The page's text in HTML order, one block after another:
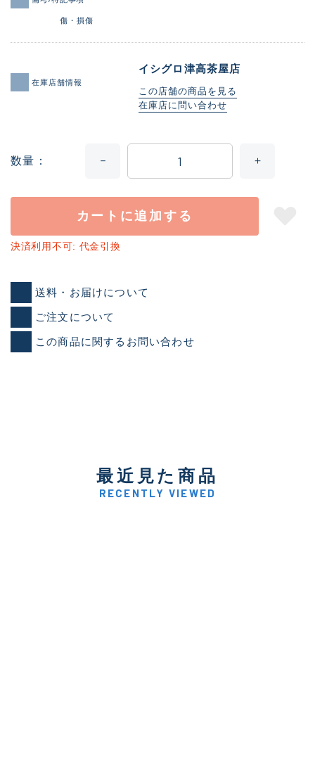
傷・損傷
在庫店舗情報
イシグロ津高茶屋店
この店舗の商品を見る
在庫店に問い合わせ
数量
カートに追加する
決済利用不可: 代金引換
送料・お届けについて
ご注文について
この商品に関するお問い合わせ
最近見た商品
RECENTLY VIEWED